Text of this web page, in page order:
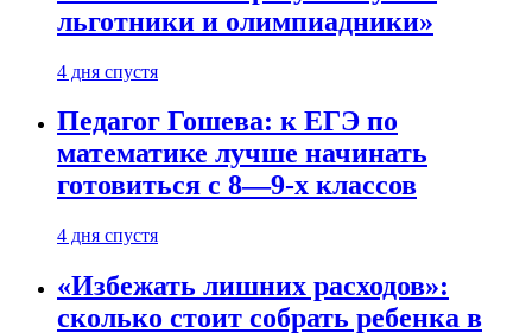
льготники и олимпиадники»
4 дня спустя
Педагог Гошева: к ЕГЭ по
математике лучше начинать
готовиться с 8—9-х классов
4 дня спустя
«Избежать лишних расходов»:
сколько стоит собрать ребенка в